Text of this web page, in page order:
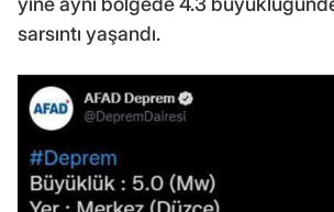
sarsıntı yaşandı.